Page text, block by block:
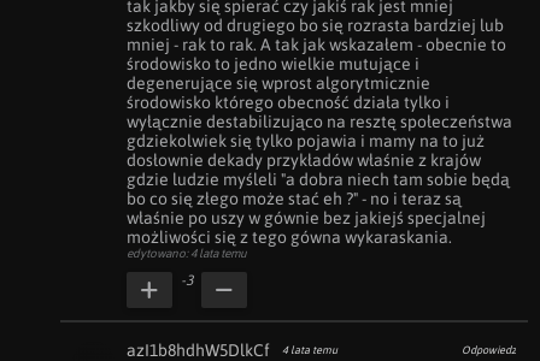
tak jakby się spierać czy jakiś rak jest mniej
szkodliwy od drugiego bo się rozrasta bardziej lub
mniej - rak to rak. A tak jak wskazałem - obecnie to
środowisko to jedno wielkie mutujące i
degenerujące się wprost algorytmicznie
środowisko którego obecność działa tylko i
wyłącznie destabilizująco na resztę społeczeństwa
gdziekolwiek się tylko pojawia i mamy na to już
dosłownie dekady przykładów właśnie z krajów
gdzie ludzie myśleli "a dobra niech tam sobie będą
bo co się złego może stać eh ?" - no i teraz są
właśnie po uszy w gównie bez jakiejś specjalnej
możliwości się z tego gówna wykaraskania.
edytowano: 4 lata temu
-3
azI1b8hdhW5DlkCf 4 lata temu Odpowiedz